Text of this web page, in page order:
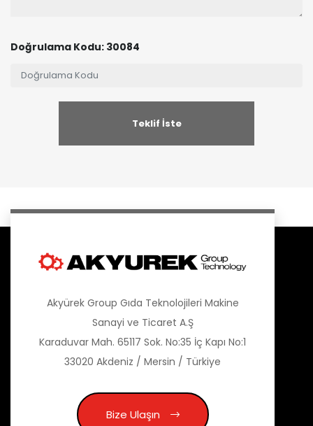
Doğrulama Kodu: 30084
Akyürek Group Gıda Teknolojileri Makine
Sanayi ve Ticaret A.Ş
Karaduvar Mah. 65117 Sok. No:35 İç Kapı No:1
33020 Akdeniz / Mersin / Türkiye
Bize Ulaşın